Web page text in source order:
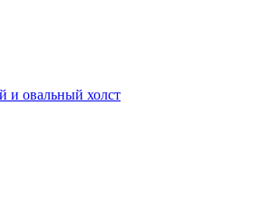
и овальный холст